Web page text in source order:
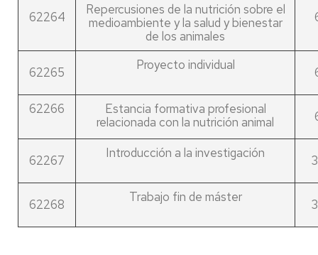
62264
Repercusiones de la nutrición sobre el
medioambiente y la salud y bienestar
de los animales
62265 Proyecto individual
62266
Estancia formativa profesional
relacionada con la nutrición animal
62267 Introducción a la investigación
62268 Trabajo fin de máster